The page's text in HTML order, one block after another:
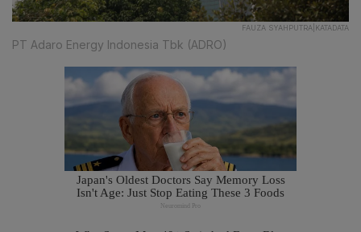
FAUZA SYAHPUTRA|KATADATA
PT Adaro Energy Indonesia Tbk (ADRO)